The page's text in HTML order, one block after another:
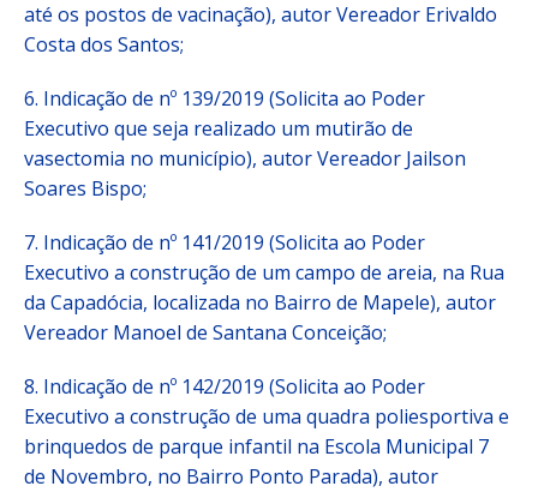
até os postos de vacinação), autor Vereador Erivaldo
Costa dos Santos;
6. Indicação de nº 139/2019 (Solicita ao Poder
Executivo que seja realizado um mutirão de
vasectomia no município), autor Vereador Jailson
Soares Bispo;
7. Indicação de nº 141/2019 (Solicita ao Poder
Executivo a construção de um campo de areia, na Rua
da Capadócia, localizada no Bairro de Mapele), autor
Vereador Manoel de Santana Conceição;
8. Indicação de nº 142/2019 (Solicita ao Poder
Executivo a construção de uma quadra poliesportiva e
brinquedos de parque infantil na Escola Municipal 7
de Novembro, no Bairro Ponto Parada), autor